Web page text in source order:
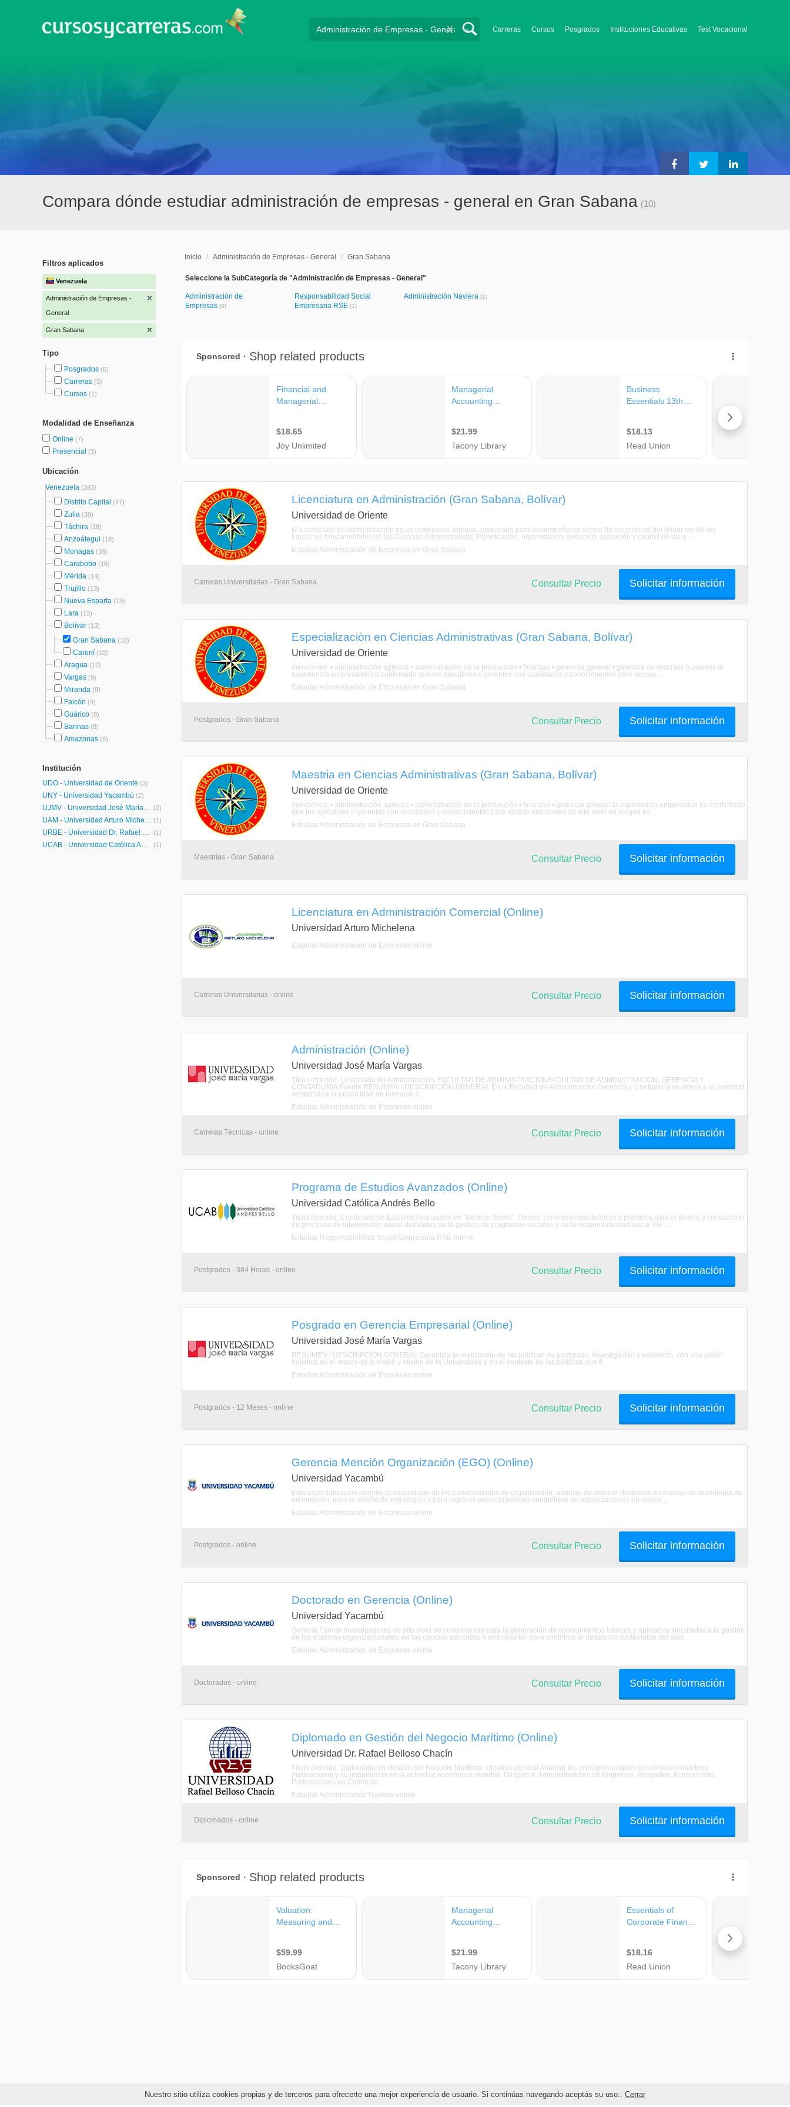
Nuestro sitio utiliza cookies propias y de terceros para ofrecerte una mejor experiencia de usuario. Si continúas navegando aceptás su uso.. Cerrar
Carreras Cursos Posgrados Instituciones Educativas Test Vocacional
X
Compara dónde estudiar administración de empresas - general en Gran Sabana (10)
Filtros aplicados
Venezuela
Administración de Empresas -
General
Gran Sabana
Tipo
Posgrados (6)
Carreras (3)
Cursos (1)
Modalidad de Enseñanza
Online (7)
Presencial (3)
Ubicación
Venezuela (283)
Distrito Capital (47)
Zulia (39)
Táchira (18)
Anzoátegui (18)
Monagas (16)
Carabobo (16)
Mérida (14)
Trujillo (13)
Nueva Esparta (13)
Lara (13)
Bolívar (13)
Gran Sabana (10)
Caroní (10)
Aragua (12)
Vargas (9)
Miranda (9)
Falcón (9)
Guárico (8)
Barinas (8)
Amazonas (8)
Institución
UDO - Universidad de Oriente (3)
UNY - Universidad Yacambú (2)
UJMV - Universidad José María Vargas (2)
UAM - Universidad Arturo Michelena (1)
URBE - Universidad Dr. Rafael Belloso Chacín (1)
UCAB - Universidad Católica Andrés Bello (1)
Inicio / Administración de Empresas - General / Gran Sabana
Seleccione la SubCategoría de "Administración de Empresas - General"
Administración de
Empresas (8)
Responsabilidad Social
Empresaria RSE (1)
Administración Naviera (1)
Licenciatura en Administración (Gran Sabana, Bolívar)
Universidad de Oriente
El Licenciado en Administración es un profesional integral, preparado para desempeñarse dentro de los criterios del deber ser de las
funciones fundamentales de las Ciencias Administrativas: Planificación, organización, dirección, ejecución y control de las o ...
Estudiar Administración de Empresas en Gran Sabana
Carreras Universitarias - Gran Sabana Solicitar información
Consultar Precio
Especializaciòn en Ciencias Administrativas (Gran Sabana, Bolívar)
Universidad de Oriente
menciones: • administración agrícola • administración de la producción • finanzas • gerencia general • gerencia de recursos humanos la
experiencia empresarial ha confirmado que los ejecutivos o gerentes con cualidades y conocimientos para ocupar ...
Estudiar Administración de Empresas en Gran Sabana
Postgrados - Gran Sabana Solicitar información
Consultar Precio
Maestria en Ciencias Administrativas (Gran Sabana, Bolívar)
Universidad de Oriente
menciones: • administración agrícola • administración de la producción • finanzas • gerencia general la experiencia empresarial ha confirmado
que los ejecutivos o gerentes con cualidades y conocimientos para ocupar posiciones de alto nivel no surgen es ...
Estudiar Administración de Empresas en Gran Sabana
Maestrías - Gran Sabana Solicitar información
Consultar Precio
Licenciatura en Administración Comercial (Online)
Universidad Arturo Michelena
Estudiar Administración de Empresas online
Carreras Universitarias - online Solicitar información
Consultar Precio
Administración (Online)
Universidad José María Vargas
Título ofrecido: Licenciado en Administración. FACULTAD DE ADMINISTRACIONFACULTAD DE ADMINISTRACION, GERENCIA Y
CONTADURIA Fuente:RESUMEN / DESCRIPCIÓN GENERAL En la Facultad de Administración Gerencia y Contaduría se ofrece a la juventud
venezolana la posibilidad de formarse c ...
Estudiar Administración de Empresas online
Carreras Técnicas - online Solicitar información
Consultar Precio
Programa de Estudios Avanzados (Online)
Universidad Católica Andrés Bello
Título ofrecido: Certificado de Estudios Avanzados en “Gestión Social”. Ofrecer conocimientos teóricos y prácticos para el diseño y conducción
de procesos de intervención social derivados de la gestión de programas sociales y de la responsabilidad social ins ...
Estudiar Responsabilidad Social Empresaria RSE online
Postgrados - 384 Horas - online Solicitar información
Consultar Precio
Posgrado en Gerencia Empresarial (Online)
Universidad José María Vargas
RESUMEN / DESCRIPCIÓN GENERAL Garantiza la realización de las políticas de postgrado, investigación y extensión, con una visión
holística en el marco de la visión y misión de la Universidad y en el contexto de las políticas que fi ...
Estudiar Administración de Empresas online
Postgrados - 12 Meses - online Solicitar información
Consultar Precio
Gerencia Mención Organización (EGO) (Online)
Universidad Yacambú
Esta especialización permite la adquisición de los conocimientos de organización, además de obtener destrezas en manejo de tecnología de
información, para el diseño de estrategias y para lograr el posicionamiento competitivo de organizaciones en merca ...
Estudiar Administración de Empresas online
Postgrados - online Solicitar información
Consultar Precio
Doctorado en Gerencia (Online)
Universidad Yacambú
General Formar investigadores de alto nivel de competencia para la generación de conocimientos básicos y aplicados vinculados a la gestión
de los sistemas organizacionales, en los campos educativo y empresarial, para contribuir al desarrollo sustentable del país.
Estudiar Administración de Empresas online
Doctorados - online Solicitar información
Consultar Precio
Diplomado en Gestión del Negocio Marítimo (Online)
Universidad Dr. Rafael Belloso Chacín
Título ofrecido: Diplomado en Gestión del Negocio Marítimo. Objetivo general Analizar los principios propios del comercio marítimo
internacional y su importancia en la actividad económica mundial. Dirigido a: Administradores de Empresas, Abogados, Economistas,
Profesionales en Comercio ...
Estudiar Administración Naviera online
Diplomados - online Solicitar información
Consultar Precio